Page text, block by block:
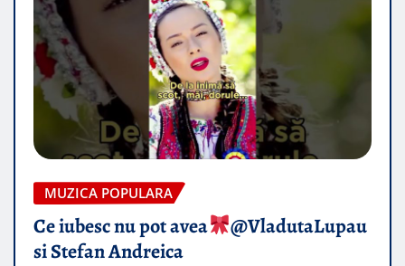
MUZICA POPULARA
Ce iubesc nu pot avea
​@VladutaLupau
si Stefan Andreica